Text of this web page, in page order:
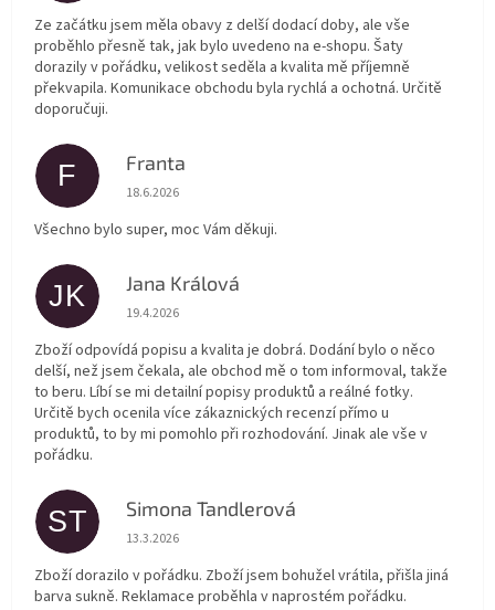
Ze začátku jsem měla obavy z delší dodací doby, ale vše
proběhlo přesně tak, jak bylo uvedeno na e-shopu. Šaty
dorazily v pořádku, velikost seděla a kvalita mě příjemně
překvapila. Komunikace obchodu byla rychlá a ochotná. Určitě
doporučuji.
F Franta
Hodnocení obchodu je 5 z 5 hvězdiček.
18.6.2026
Všechno bylo super, moc Vám děkuji.
JK Jana Králová
Hodnocení obchodu je 5 z 5 hvězdiček.
19.4.2026
Zboží odpovídá popisu a kvalita je dobrá. Dodání bylo o něco
delší, než jsem čekala, ale obchod mě o tom informoval, takže
to beru. Líbí se mi detailní popisy produktů a reálné fotky.
Určitě bych ocenila více zákaznických recenzí přímo u
produktů, to by mi pomohlo při rozhodování. Jinak ale vše v
pořádku.
ST Simona Tandlerová
Hodnocení obchodu je 5 z 5 hvězdiček.
13.3.2026
Zboží dorazilo v pořádku. Zboží jsem bohužel vrátila, přišla jiná
barva sukně. Reklamace proběhla v naprostém pořádku.